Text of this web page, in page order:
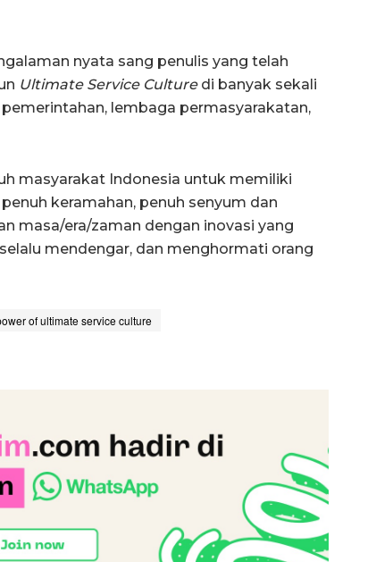
nyata sang penulis yang telah
Ultimate Service Culture di banyak sekali
lembaga permasyarakatan,
masyarakat Indonesia untuk memiliki
keramahan, penuh senyum dan
masa/era/zaman dengan inovasi yang
mendengar, dan menghormati orang
of ultimate service culture